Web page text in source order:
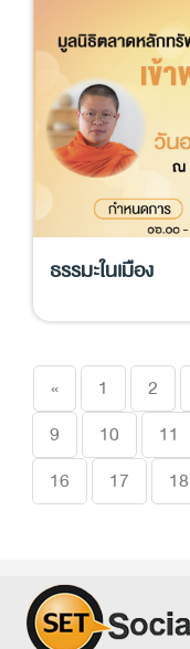
ธรรมะในเมือง
«Previous
1 2
9
10 11
16
17 18